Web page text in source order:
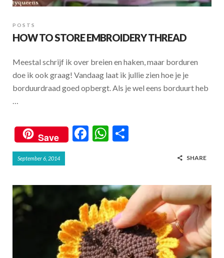
POSTS
HOW TO STORE EMBROIDERY THREAD
Meestal schrijf ik over breien en haken, maar borduren
doe ik ook graag! Vandaag laat ik jullie zien hoe je je
borduurdraad goed opbergt. Als je wel eens borduurt heb
…
Save
F
b
o
o
k
W
s
A
p
p
e
September 6, 2014 SHARE